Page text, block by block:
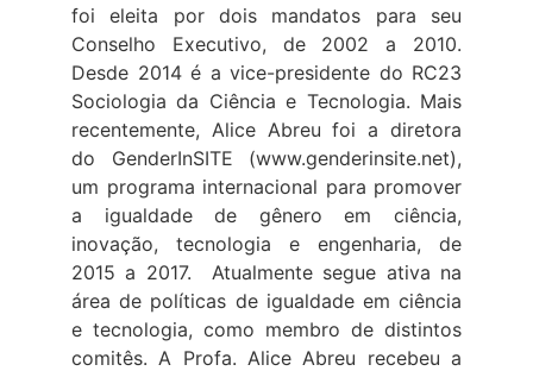
foi eleita por dois mandatos para seu
Conselho Executivo, de 2002 a 2010.
Desde 2014 é a vice-presidente do RC23
Sociologia da Ciência e Tecnologia. Mais
recentemente, Alice Abreu foi a diretora
do GenderInSITE (www.genderinsite.net),
um programa internacional para promover
a igualdade de gênero em ciência,
inovação, tecnologia e engenharia, de
2015 a 2017. Atualmente segue ativa na
área de políticas de igualdade em ciência
e tecnologia, como membro de distintos
comitês. A Profa. Alice Abreu recebeu a